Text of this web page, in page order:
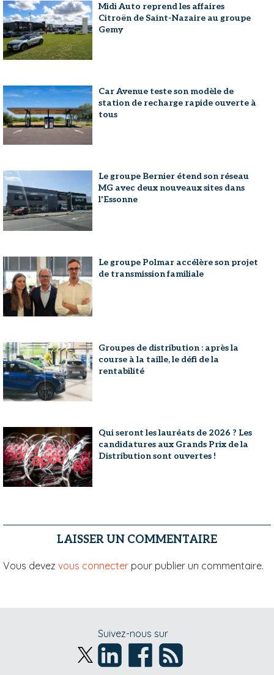
Midi Auto reprend les affaires
Citroën de Saint-Nazaire au groupe
Gemy
Car Avenue teste son modèle de
station de recharge rapide ouverte à
tous
Le groupe Bernier étend son réseau
MG avec deux nouveaux sites dans
l'Essonne
Le groupe Polmar accélère son projet
de transmission familiale
Groupes de distribution : après la
course à la taille, le défi de la
rentabilité
Qui seront les lauréats de 2026 ? Les
candidatures aux Grands Prix de la
Distribution sont ouvertes !
LAISSER UN COMMENTAIRE
Vous devez vous connecter pour publier un commentaire.
Suivez-nous sur